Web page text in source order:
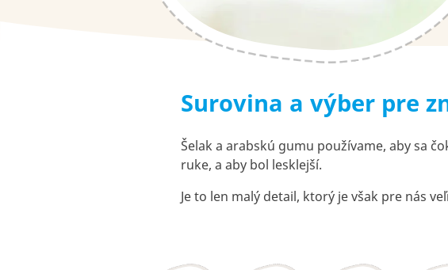
Surovina a výber pre
Šelak a arabskú gumu používame, aby sa
ruke, a aby bol lesklejší.
Je to len malý detail, ktorý je však pre nás